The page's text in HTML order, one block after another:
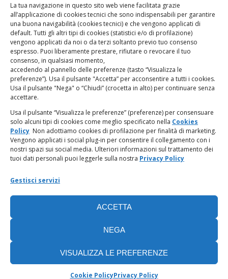
La tua navigazione in questo sito web viene facilitata grazie
all’applicazione di cookies tecnici che sono indispensabili per garantire
una buona navigabilità (cookies tecnici) e che vengono applicati di
default. Tutti gli altri tipi di cookies (statistici e/o di profilazione)
vengono applicati da noi o da terzi soltanto previo tuo consenso
espresso. Puoi liberamente prestare, rifiutare o revocare il tuo
consenso, in qualsiasi momento,
accedendo al pannello delle preferenze (tasto “Visualizza le
preferenze”). Usa il pulsante "Accetta” per acconsentire a tutti i cookies.
Usa il pulsante "Nega" o “Chiudi” (crocetta in alto) per continuare senza
accettare.
Usa il pulsante “Visualizza le preferenze” (preferenze) per consensuare
solo alcuni tipi di cookies come meglio specificato nella Cookies
Policy Non adottiamo cookies di profilazione per finalità di marketing.
Vengono applicati i social plug-in per consentire il collegamento con i
nostri spazi sui social media. Ulteriori informazioni sul trattamento dei
tuoi dati personali puoi leggerle sulla nostra Privacy Policy
Gestisci servizi
ACCETTA
NEGA
VISUALIZZA LE PREFERENZE
Cookie PolicyPrivacy Policy
www.odg.toscana.it – testata registrata presso il Tribunale di
Firenze al nr. 5208 dell’ 08.10.2002. Direttore responsabile:
Giampaolo Marchini – C.F. 80005790482
LINK UTILI
PagoPA
Privacy Policy
Regolamento categorie particolari di dati personali e dati
giudiziari
Amministrazione Trasparente
Cookie Policy (UE)